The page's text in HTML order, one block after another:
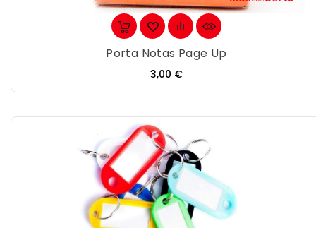
Porta Notas Page Up
Precio
3,00 €